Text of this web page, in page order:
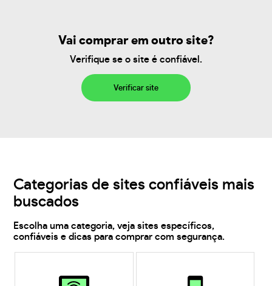
Vai comprar em outro site?
Verifique se o site é confiável.
Verificar site
Categorias de sites confiáveis mais
buscados
Escolha uma categoria, veja sites específicos,
confiáveis e dicas para comprar com segurança.